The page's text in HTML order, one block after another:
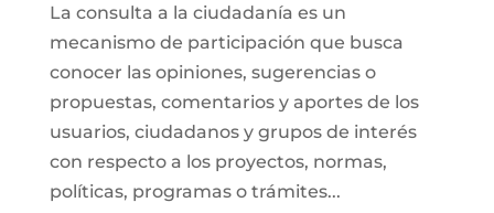
La consulta a la ciudadanía es un
mecanismo de participación que busca
conocer las opiniones, sugerencias o
propuestas, comentarios y aportes de los
usuarios, ciudadanos y grupos de interés
con respecto a los proyectos, normas,
políticas, programas o trámites...